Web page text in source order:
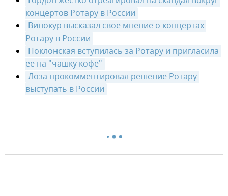
концертов Ротару в России
Винокур высказал свое мнение о концертах
Ротару в России
Поклонская вступилась за Ротару и пригласила
ее на "чашку кофе"
Лоза прокомментировал решение Ротару
выступать в России